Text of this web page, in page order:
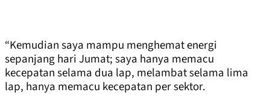
“Kemudian saya mampu menghemat energi
sepanjang hari Jumat; saya hanya memacu
kecepatan selama dua lap, melambat selama lima
lap, hanya memacu kecepatan per sektor.